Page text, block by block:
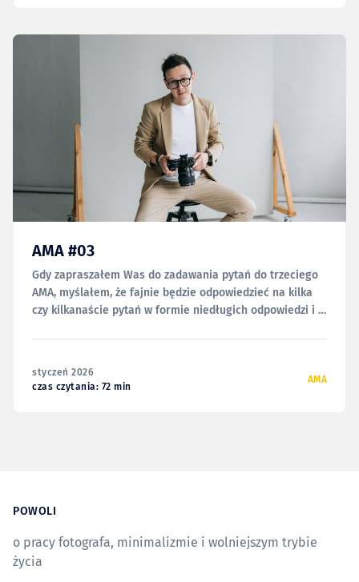
AMA #03
Gdy zapraszałem Was do zadawania pytań do trzeciego
AMA, myślałem, że fajnie będzie odpowiedzieć na kilka
czy kilkanaście pytań w formie niedługich odpowiedzi i w
wszystko niezwłocznie.
styczeń 2026
czas czytania: 72 min
AMA
POWOLI
o pracy fotografa, minimalizmie i wolniejszym trybie
życia